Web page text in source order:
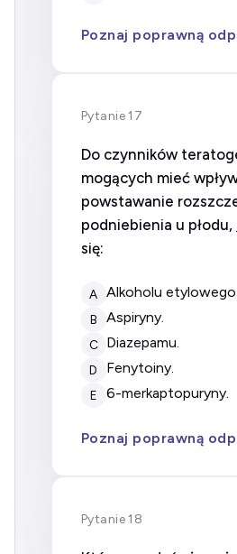
Poznaj poprawną
Pytanie 17
Do czynników
mogących mieć
powstawanie
podniebienia u płodu,
się:
A alkoholu etylowego.
B aspiryny.
C diazepamu.
D fenytoiny.
E 6-merkaptopuryny.
Poznaj poprawną
Pytanie 18